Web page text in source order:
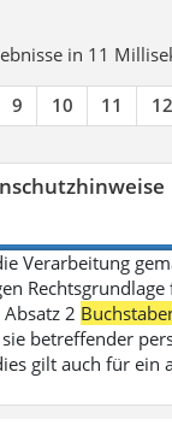
in 11
9 10 11 12
Verarbeitung
2
betreffender
gilt auch für ein